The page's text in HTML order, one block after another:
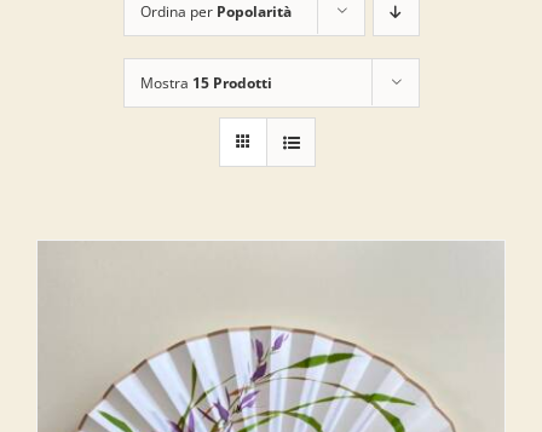
Ordina per Popolarità
Mostra 15 Prodotti